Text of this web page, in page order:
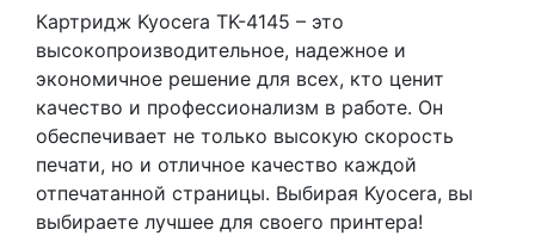
Картридж Kyocera TK-4145 – это
высокопроизводительное, надежное и
экономичное решение для всех, кто ценит
качество и профессионализм в работе. Он
обеспечивает не только высокую скорость
печати, но и отличное качество каждой
отпечатанной страницы. Выбирая Kyocera, вы
выбираете лучшее для своего принтера!